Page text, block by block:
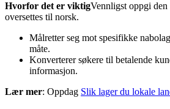
Hvorfor det er viktigVennligst oppgi den
oversettes til norsk.
Målretter seg mot spesifikke
måte.
Konverterer søkere til betalende
informasjon.
Lær mer: Oppdag Slik lager du lokale